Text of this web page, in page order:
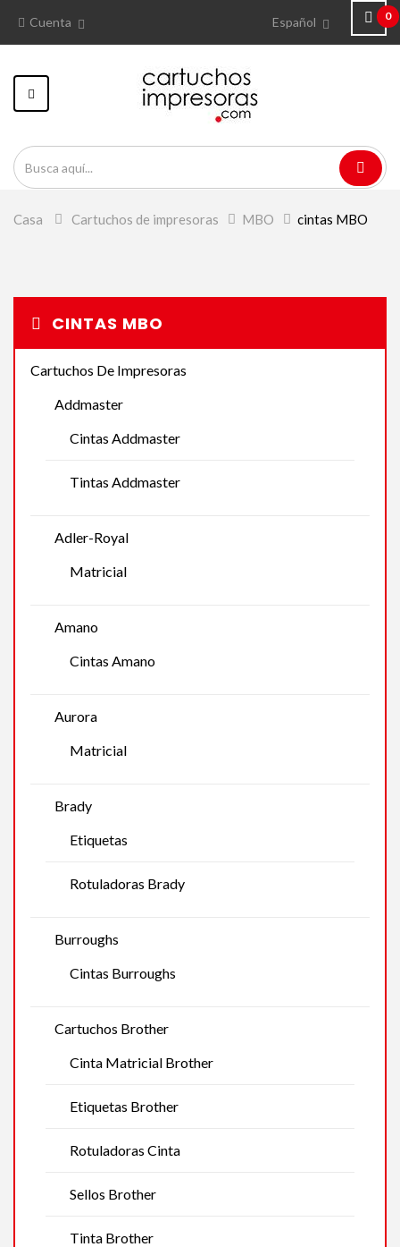
0
Español
Cuenta
Navegación
Toggle
Casa > Cartuchos de impresoras > MBO > cintas MBO
CINTAS MBO
Cartuchos De Impresoras
Addmaster
Cintas Addmaster
Tintas Addmaster
Adler-Royal
Matricial
Amano
Cintas Amano
Aurora
Matricial
Brady
Etiquetas
Rotuladoras Brady
Burroughs
Cintas Burroughs
Cartuchos Brother
Cinta Matricial Brother
Etiquetas Brother
Rotuladoras Cinta
Sellos Brother
Tinta Brother